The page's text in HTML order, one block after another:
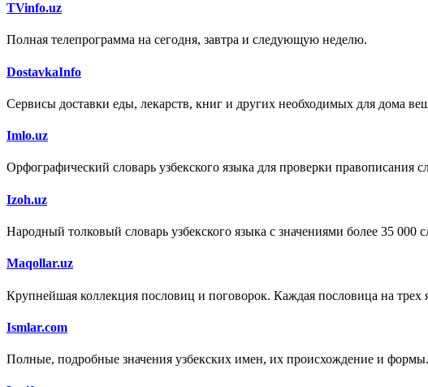
TVinfo.uz
Полная телепрограмма на сегодня, завтра и следующую неделю.
DostavkaInfo
Сервисы доставки еды, лекарств, книг и других необходимых для дома
Imlo.uz
Орфографический словарь узбекского языка для проверки правописания
Izoh.uz
Народный толковый словарь узбекского языка с значениями более 35 000
Maqollar.uz
Крупнейшая коллекция пословиц и поговорок. Каждая пословица на трех
Ismlar.com
Полные, подробные значения узбекских имен, их происхождение и